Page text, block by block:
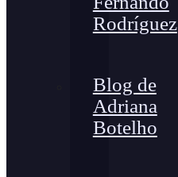
Rodríguez
Blog de
Adriana
Botelho